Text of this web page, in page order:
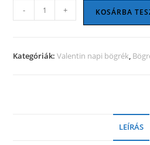
Valentin
napi
- + KOSÁRBA
Kategóriák:Valentin napi bögrék,
LEÍRÁS